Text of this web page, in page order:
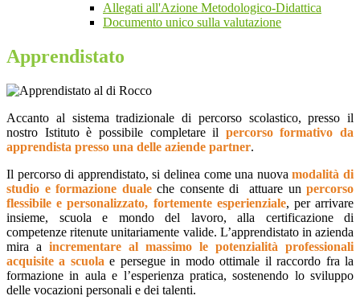
Allegati all'Azione Metodologico-Didattica
Documento unico sulla valutazione
Apprendistato
Accanto al sistema tradizionale di percorso scolastico, presso il
nostro Istituto è possibile completare il percorso formativo da
apprendista presso una delle aziende partner.
Il percorso di apprendistato, si delinea come una nuovamodalità di
studio e formazione dualeche consente di attuare un percorso
flessibile e personalizzato, fortemente esperienziale, per arrivare
insieme, scuola e mondo del lavoro, alla certificazione di
competenze ritenute unitariamente valide. L’apprendistato in azienda
mira a incrementare al massimo le potenzialità professionali
acquisite a scuola e persegue in modo ottimale il raccordo fra la
formazione in aula e l’esperienza pratica, sostenendo lo sviluppo
delle vocazioni personali e dei talenti.